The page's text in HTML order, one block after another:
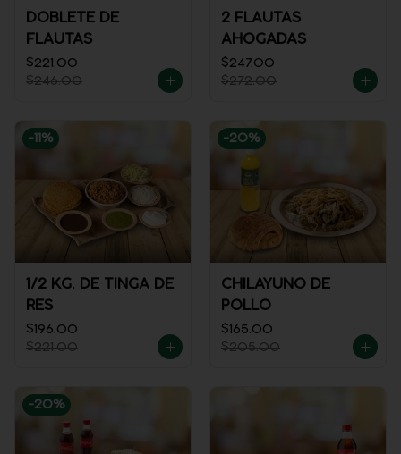
DOBLETE DE
FLAUTAS
$221.00
$246.00
2 FLAUTAS
AHOGADAS
$247.00
$272.00
-11 %
1/2 KG. DE TINGA DE
RES
$196.00
$221.00
-20%
CHILAYUNO DE
POLLO
$165.00
$205.00
-20%